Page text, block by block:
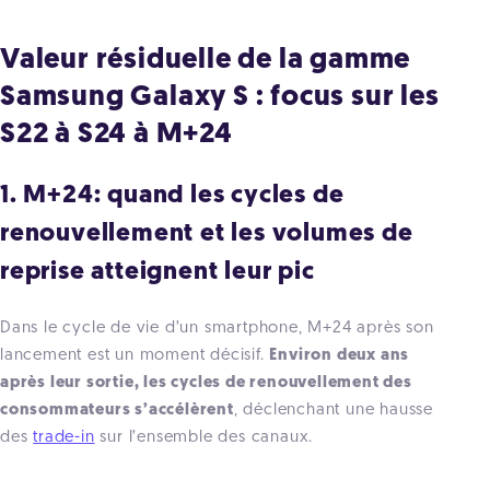
Valeur résiduelle de la gamme
Samsung Galaxy S : focus sur les
S22 à S24 à M+24
1. M+24: quand les cycles de
renouvellement et les volumes de
reprise atteignent leur pic
Dans le cycle de vie d’un smartphone, M+24 après son
lancement est un moment décisif. Environ deux ans
après leur sortie, les cycles de renouvellement des
consommateurs s’accélèrent, déclenchant une hausse
destrade-in sur l’ensemble des canaux.